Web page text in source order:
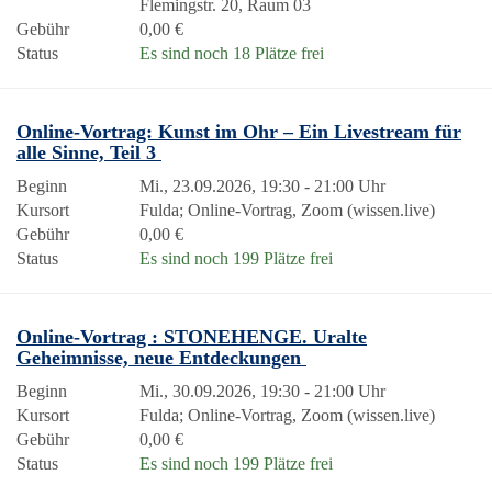
Flemingstr. 20, Raum 03
Gebühr
0,00 €
Status
Es sind noch 18 Plätze frei
Online-Vortrag: Kunst im Ohr – Ein Livestream für
alle Sinne, Teil 3
Beginn
Mi., 23.09.2026, 19:30 - 21:00 Uhr
Kursort
Fulda; Online-Vortrag, Zoom (wissen.live)
Gebühr
0,00 €
Status
Es sind noch 199 Plätze frei
Online-Vortrag : STONEHENGE. Uralte
Geheimnisse, neue Entdeckungen
Beginn
Mi., 30.09.2026, 19:30 - 21:00 Uhr
Kursort
Fulda; Online-Vortrag, Zoom (wissen.live)
Gebühr
0,00 €
Status
Es sind noch 199 Plätze frei